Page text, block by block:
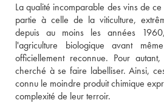
La qualité incomparable des vins de
partie à celle de la viticulture,
depuis au moins les années
l'agriculture biologique avant
officiellement reconnue. Pour
cherché à se faire labelliser. Ainsi,
connu le moindre produit chimique
complexité de leur terroir.